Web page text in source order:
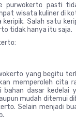
purwokerto pasti
wisata kuliner di
Salah satu
tidak hanya itu saja.
yang begitu
memperoleh cita
dasar kedelai
mudah ditemui
Selain menjadi